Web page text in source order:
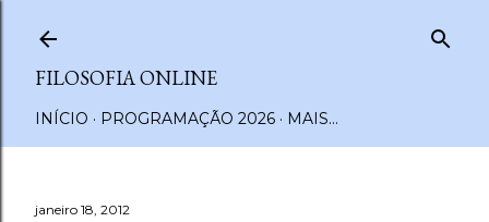
FILOSOFIA ONLINE
INÍCIO PROGRAMAÇÃO 2026 MAIS…
janeiro 18, 2012